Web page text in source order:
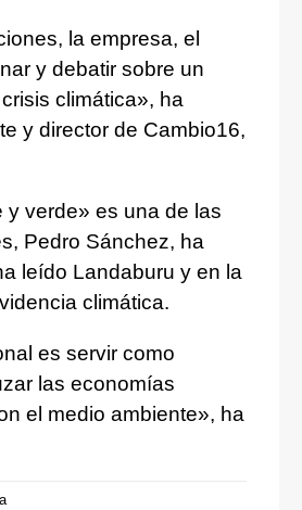
la empresa, el
y debatir sobre un
climática», ha
y director de Cambio16,
verde» es una de las
Pedro Sánchez, ha
leído Landaburu y en la
climática.
es servir como
las economías
el medio ambiente», ha